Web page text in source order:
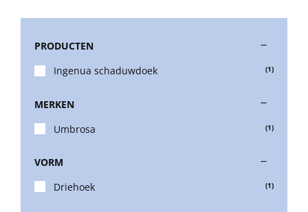
Horeca parasols
Snel leverbaar
PRODUCTEN
Ingenua schaduwdoek
(1)
MERKEN
Umbrosa
(1)
VORM
Driehoek
(1)